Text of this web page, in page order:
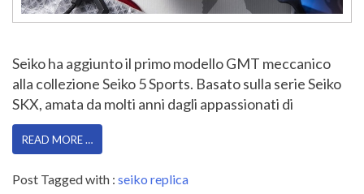
Seiko ha aggiunto il primo modello GMT meccanico
alla collezione Seiko 5 Sports. Basato sulla serie Seiko
SKX, amata da molti anni dagli appassionati di
READ MORE …
Post Tagged with : seiko replica